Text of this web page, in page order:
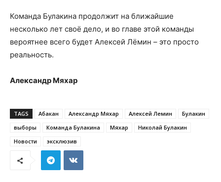
Команда Булакина продолжит на ближайшие
несколько лет своё дело, и во главе этой команды
вероятнее всего будет Алексей Лёмин – это просто
реальность.
Александр Мяхар
TAGS Абакан Александр Мяхар Алексей Лемин
Булакин
выборы
Команда Булакина Мяхар
Николай Булакин
Новости
эксклюзив